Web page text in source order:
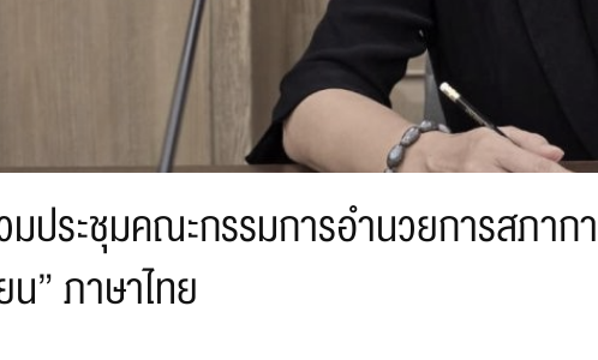
ประชุมคณะกรรมการอำนวยการสภา
น” ภาษาไทย